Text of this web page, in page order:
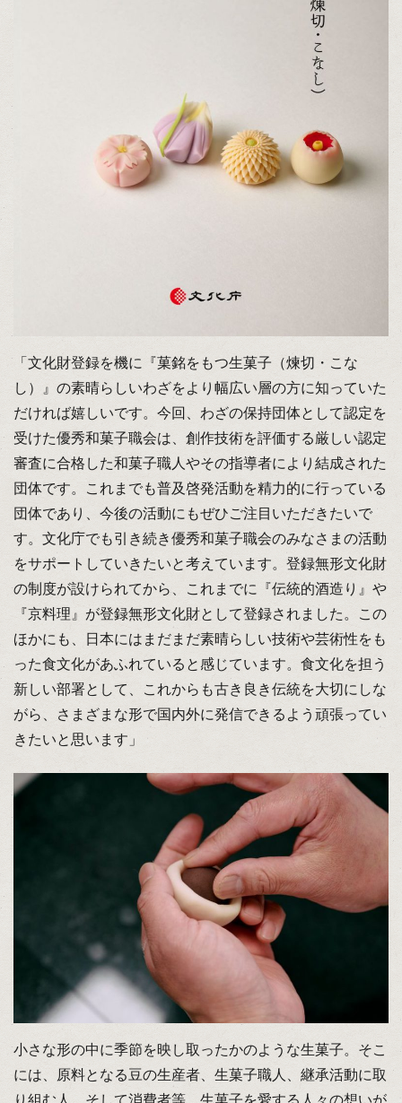
「文化財登録を機に『菓銘をもつ生菓子（煉切・こな
し）』の素晴らしいわざをより幅広い層の方に知っていた
だければ嬉しいです。今回、わざの保持団体として認定を
受けた優秀和菓子職会は、創作技術を評価する厳しい認定
審査に合格した和菓子職人やその指導者により結成された
団体です。これまでも普及啓発活動を精力的に行っている
団体であり、今後の活動にもぜひご注目いただきたいで
す。文化庁でも引き続き優秀和菓子職会のみなさまの活動
をサポートしていきたいと考えています。登録無形文化財
の制度が設けられてから、これまでに『伝統的酒造り』や
『京料理』が登録無形文化財として登録されました。この
ほかにも、日本にはまだまだ素晴らしい技術や芸術性をも
った食文化があふれていると感じています。食文化を担う
新しい部署として、これからも古き良き伝統を大切にしな
がら、さまざまな形で国内外に発信できるよう頑張ってい
きたいと思います」
小さな形の中に季節を映し取ったかのような生菓子。そこ
には、原料となる豆の生産者、生菓子職人、継承活動に取